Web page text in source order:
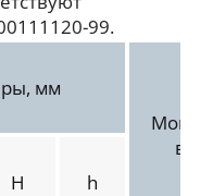
99.
мм
в
H h